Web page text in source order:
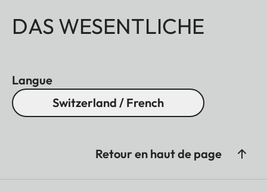
DAS WESENTLICHE
Langue
Switzerland / French
Retour en haut de page